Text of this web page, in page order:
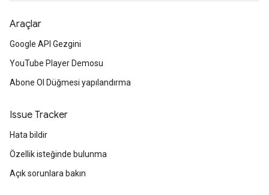
Araçlar
Google API Gezgini
YouTube Player Demosu
Abone Ol Düğmesi yapılandırma
Issue Tracker
Hata bildir
Özellik isteğinde bulunma
Açık sorunlara bakın